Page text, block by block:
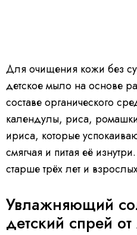
Для очищения кожи без
детское мыло на основе
составе органического
календулы, риса,
ириса, которые
смягчая и питая её
старше трёх лет и
Увлажняющий
детский спрей